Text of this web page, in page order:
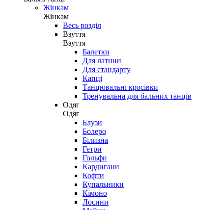
Жінкам
Жінкам
Весь розділ
Взуття
Взуття
Балетки
Для латини
Для стандарту
Капці
Танцювальні кросівки
Тренувальна для бальних танців
Одяг
Одяг
Блузи
Болеро
Білизна
Гетри
Гольфи
Кардигани
Кофти
Купальники
Кімоно
Лосини